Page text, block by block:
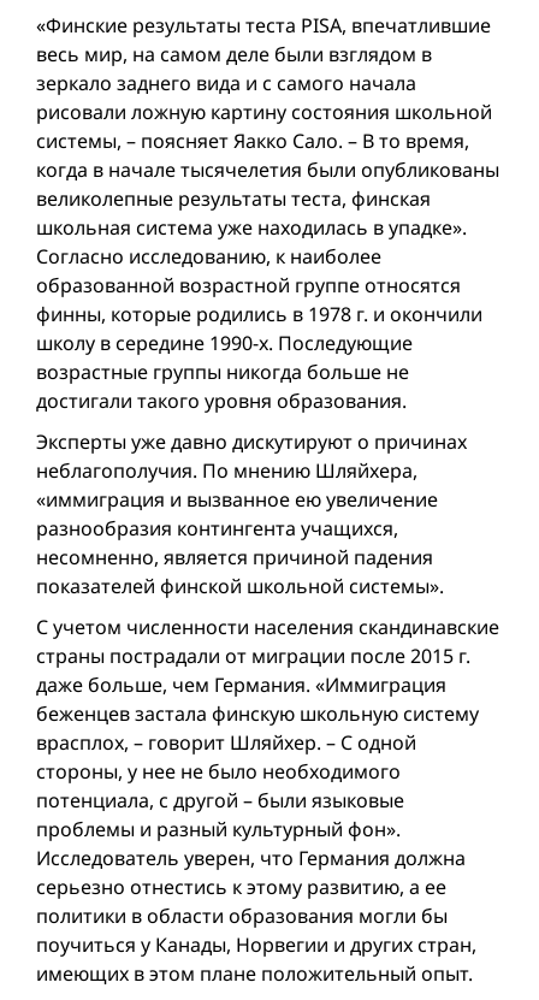
«Финские результаты теста PISA, впечатлившие
весь мир, на самом деле были взглядом в
зеркало заднего вида и с самого начала
рисовали ложную картину состояния школьной
системы, – поясняет Яакко Сало. – В то время,
когда в начале тысячелетия были опубликованы
великолепные результаты теста, финская
школьная система уже находилась в упадке».
Согласно исследованию, к наиболее
образованной возрастной группе относятся
финны, которые родились в 1978 г. и окончили
школу в середине 1990-х. Последующие
возрастные группы никогда больше не
достигали такого уровня образования.
Эксперты уже давно дискутируют о причинах
неблагополучия. По мнению Шляйхера,
«иммиграция и вызванное ею увеличение
разнообразия контингента учащихся,
несомненно, является причиной падения
показателей финской школьной системы».
С учетом численности населения скандинавские
страны пострадали от миграции после 2015 г.
даже больше, чем Германия. «Иммиграция
беженцев застала финскую школьную систему
врасплох, – говорит Шляйхер. – С одной
стороны, у нее не было необходимого
потенциала, с другой – были языковые
проблемы и разный культурный фон».
Исследователь уверен, что Германия должна
серьезно отнестись к этому развитию, а ее
политики в области образования могли бы
поучиться у Канады, Норвегии и других стран,
имеющих в этом плане положительный опыт.